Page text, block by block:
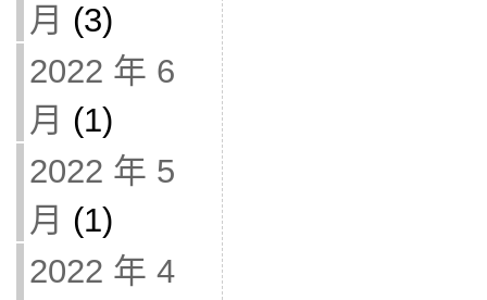
月 (3)
2022 年 6
月 (1)
2022 年 5
月 (1)
2022 年 4